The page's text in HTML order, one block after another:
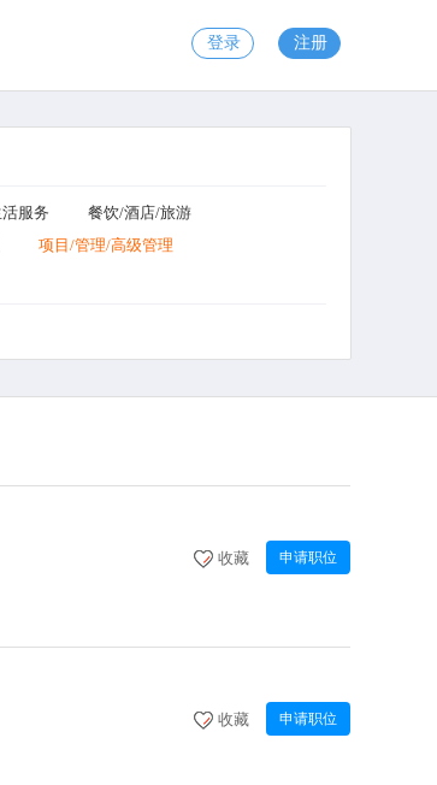
登录 注册
服务
餐饮/酒店/旅游
项目/管理/高级管理
收藏 申请职位
收藏 申请职位